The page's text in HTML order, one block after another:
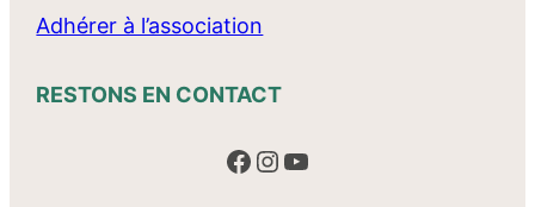
Adhérer à l’association
RESTONS EN CONTACT
Facebook Instagram YouTube